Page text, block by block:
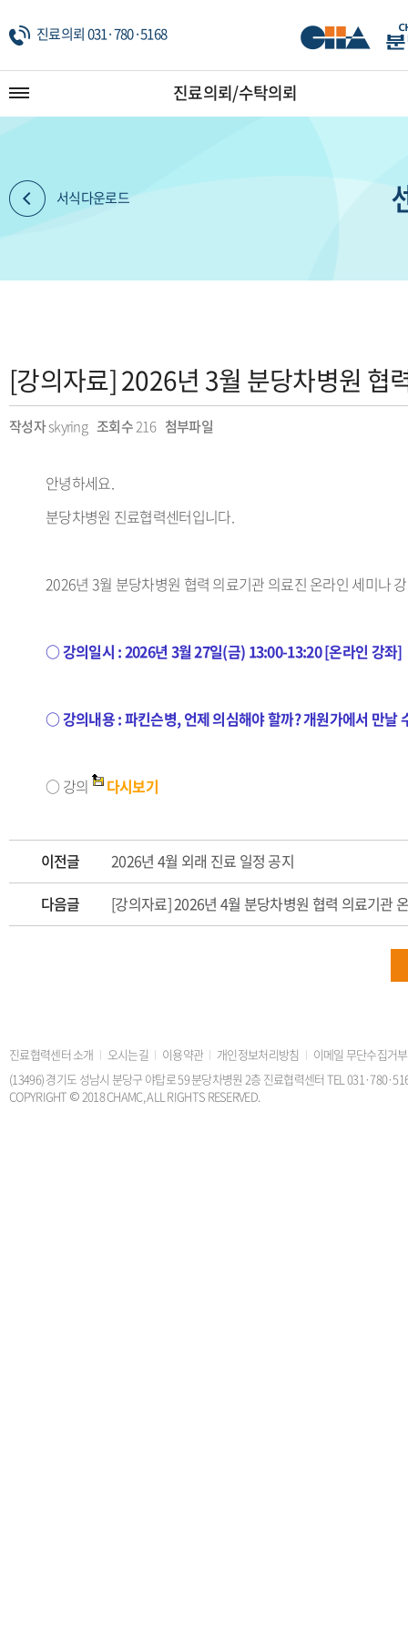
진료의뢰 031·780·5168
진료의뢰/수탁의뢰
서식다운로드
[강의자료] 2026년 3월 분당차병원
작성자skyring 조회수216 첨부파일
안녕하세요.
분당차병원 진료협력센터입니다.
2026년 3월 분당차병원 협력 의료기관 의료진 온라인 세미나
○ 강의일시 :2026년 3월 27일(금) 13:00-13:20 [온라인 강좌]
○ 강의내용 :파킨슨병, 언제 의심해야 할까? 개원가에서 만날
○ 강의 다시보기
이전글
2026년 4월 외래 진료 일정 공지
다음글
[강의자료] 2026년 4월 분당차병원 협력 의료기관
진료협력센터 소개 오시는길 이용약관 개인정보처리방침
이메일 무단수집거부
(13496) 경기도 성남시 분당구 야탑로 59 분당차병원 2층 진료협력센터 TEL
COPYRIGHT © 2018 CHAMC, ALL RIGHTS RESERVED.